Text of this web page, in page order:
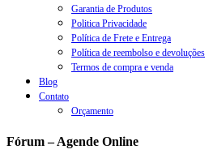
Garantia de Produtos
Politica Privacidade
Política de Frete e Entrega
Política de reembolso e devoluções
Termos de compra e venda
Blog
Contato
Orçamento
Fórum – Agende Online